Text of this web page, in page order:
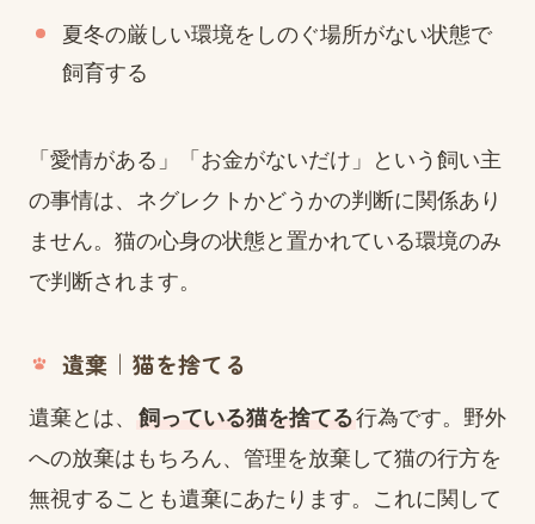
夏冬の厳しい環境をしのぐ場所がない状態で
飼育する
「愛情がある」「お金がないだけ」という飼い主
の事情は、ネグレクトかどうかの判断に関係あり
ません。猫の心身の状態と置かれている環境のみ
で判断されます。
遺棄｜猫を捨てる
遺棄とは、 飼っている猫を捨てる行為です。野外
への放棄はもちろん、管理を放棄して猫の行方を
無視することも遺棄にあたります。これに関して